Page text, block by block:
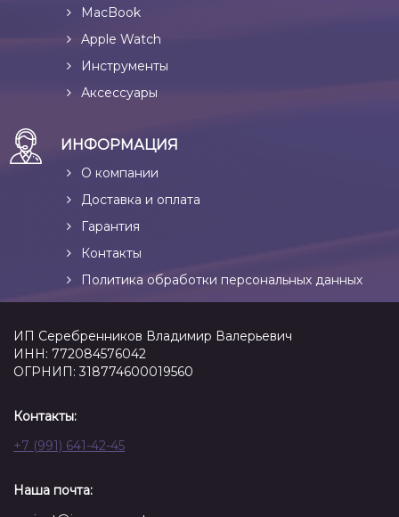
MacBook
Apple Watch
Инструменты
Аксессуары
ИНФОРМАЦИЯ
О компании
Доставка и оплата
Гарантия
Контакты
Политика обработки персональных данных
ИП Серебренников Владимир Валерьевич
ИНН: 772084576042
ОГРНИП: 318774600019560
Контакты:
+7 (991) 641-42-45
Наша почта: